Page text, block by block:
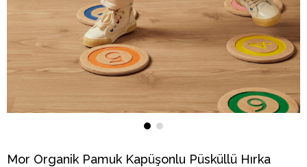
Mor Organik Pamuk Kapüşonlu Püsküllü Hırka